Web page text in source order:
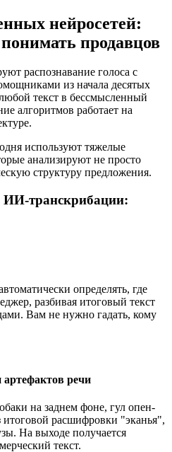
нейросетей:
продавцов
распознавание голоса с
из начала десятых
текст в бессмысленный
алгоритмов работает на
используют тяжелые
анализируют не просто
структуру предложения.
ИИ-транскрибации:
определять, где
разбивая итоговый текст
Вам не нужно гадать, кому
речи
на заднем фоне, гул опен-
расшифровки "эканья",
На выходе получается
текст.